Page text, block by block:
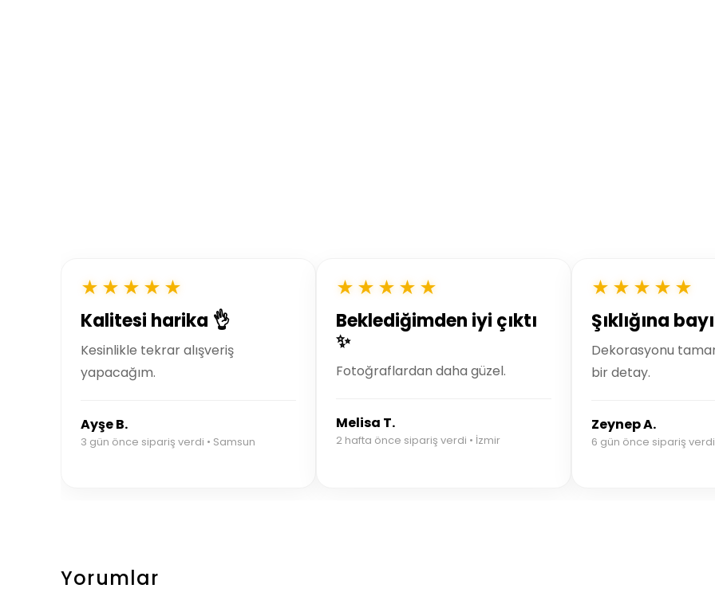
★★★★★
Kalitesi harika 👌
Kesinlikle tekrar alışveriş
yapacağım.
Ayşe B.
3 gün önce sipariş verdi • Samsun
★★★★★
Beklediğimden iyi çıktı
✨
Fotoğraflardan daha güzel.
Melisa T.
2 hafta önce sipariş verdi • İzmir
★★★★★
Şıklığına
Dekorasyonu
bir detay.
Zeynep A.
6 gün önce sipariş
Yorumlar